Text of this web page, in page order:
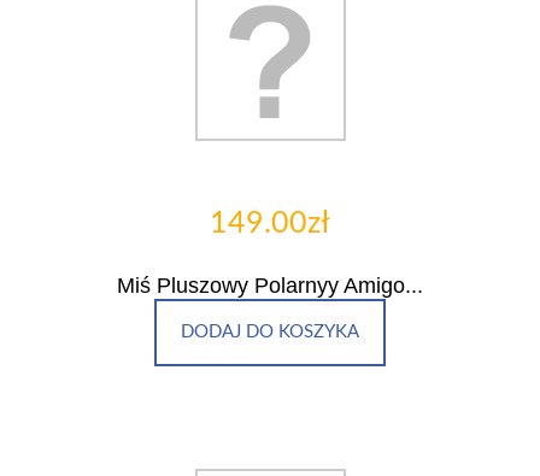
149.00zł
Miś Pluszowy Polarnyy Amigo...
DODAJ DO KOSZYKA